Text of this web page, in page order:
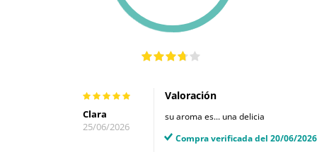
Clara
25/06/2026
Valoración
su aroma es... una delicia
Compra verificada del 20/06/2026